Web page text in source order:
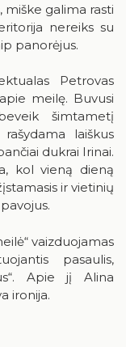
2026
1 2
7
14 15 16
21 22 23
miške galima rasti
nereiks su
panorėjus.
Petrovas
meilę. Buvusi
šimtametį
laiškus
dukrai Irinai.
kol vieną dieną
ir vietinių
vaizduojamas
pasaulis,
Apie jį Alina
ironija.